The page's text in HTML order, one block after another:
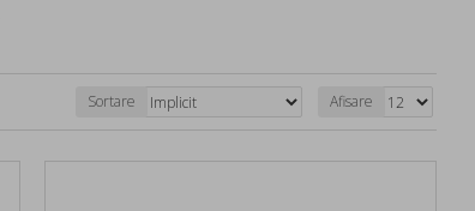
Sortare Afisare